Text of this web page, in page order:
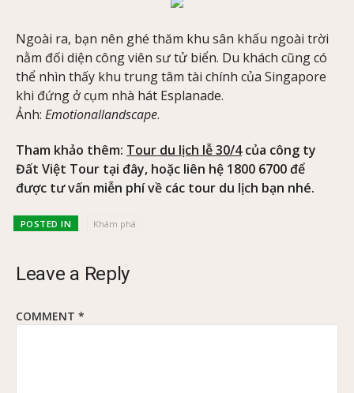
Ngoài ra, bạn nên ghé thăm khu sân khấu ngoài trời
nằm đối diện công viên sư tử biển. Du khách cũng có
thể nhìn thấy khu trung tâm tài chính của Singapore
khi đứng ở cụm nhà hát Esplanade.
Ảnh: Emotionallandscape.
Tham khảo thêm: Tour du lịch lễ 30/4của công ty
Đất Việt Tour tại đây, hoặc liên hệ 1800 6700 để
được tư vấn miễn phí về các tour du lịch bạn nhé.
POSTED IN Khám phá
Leave a Reply
COMMENT *